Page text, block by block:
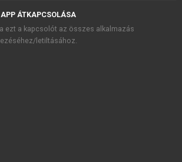
ÁTKAPCSOLÁSA
ezt a kapcsolót az összes alkalmazás
letiltásához.